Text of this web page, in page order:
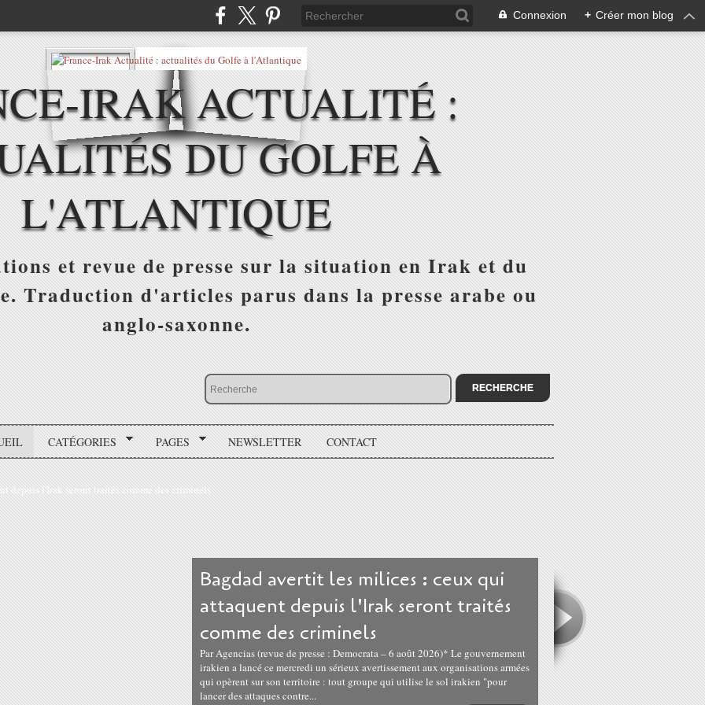
Connexion + Créer mon blog
IRAK ACTUALITÉ :
DU GOLFE À
L'ATLANTIQUE
et revue de presse sur la situation en Irak et du
Traduction d'articles parus dans la presse arabe ou
anglo-saxonne.
CATÉGORIES PAGES NEWSLETTER CONTACT
Bagdad avertit les milices : ceux qui
attaquent depuis l'Irak seront traités
comme des criminels
Par Agencias (revue de presse : Democrata – 6 août 2026)* Le gouvernement
irakien a lancé ce mercredi un sérieux avertissement aux organisations armées
qui opèrent sur son territoire : tout groupe qui utilise le sol irakien "pour
lancer des attaques contre...